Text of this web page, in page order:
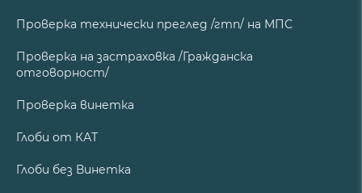
Проверка технически преглед /гтп/ на МПС
Проверка на застраховка /Гражданска
отговорност/
Проверка винетка
Глоби от КАТ
Глоби без Винетка